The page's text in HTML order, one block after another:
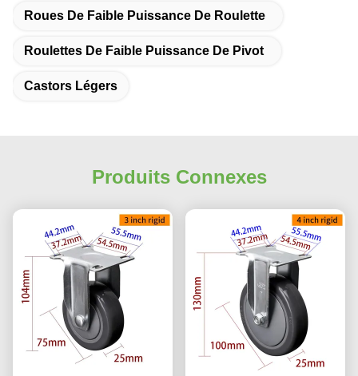
Roues De Faible Puissance De Roulette
Roulettes De Faible Puissance De Pivot
Castors Légers
Produits Connexes